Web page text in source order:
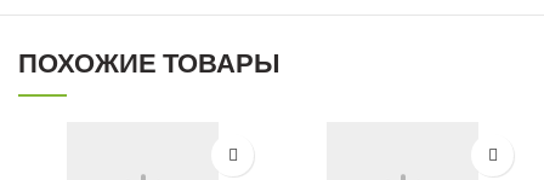
ПОХОЖИЕ ТОВАРЫ